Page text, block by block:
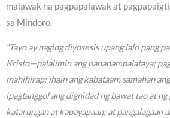
malawak na pagpapalawak at
sa Mindoro.
“Tayo ay naging diyosesis upang lalo pang
Kristo—palalimin ang pananampalataya;
mahihirap; ihain ang kabataan; samahan
ipagtanggol ang dignidad ng bawat tao at
katarungan at kapayapaan; at pangalagaan